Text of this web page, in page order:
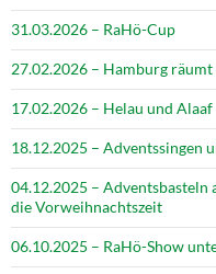
31.03.2026 – RaHö-Cup
27.02.2026 – Hamburg
17.02.2026 – Helau und
18.12.2025 – Adventssingen
04.12.2025 – Adventsbasteln
die Vorweihnachtszeit
06.10.2025 – RaHö-Show